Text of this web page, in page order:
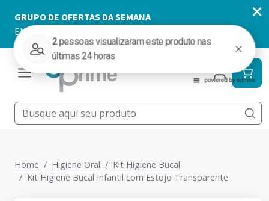
Home Higiene Oral
Kit Higiene Bucal
Kit Higiene Bucal Infantil com Estojo Transparente